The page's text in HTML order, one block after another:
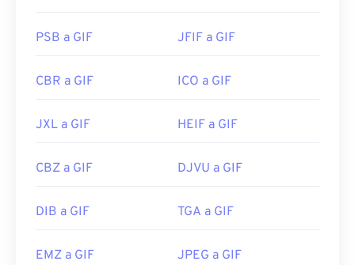
PSB a GIF JFIF a GIF
CBR a GIF ICO a GIF
JXL a GIF HEIF a GIF
CBZ a GIF DJVU a GIF
DIB a GIF TGA a GIF
EMZ a GIF JPEG a GIF